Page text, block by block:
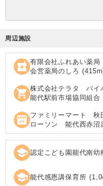
周辺施設
local_pharmacy 有限会社ふれあい薬
会営薬局のしろ (415
shopping_cart 株式会社テラタ バイ
能代駅前市場協同組
local_convenience_store ファミリーマート 秋
ローソン 能代西赤沼
school 認定こども園能代南幼
school 能代感恩講保育所 (